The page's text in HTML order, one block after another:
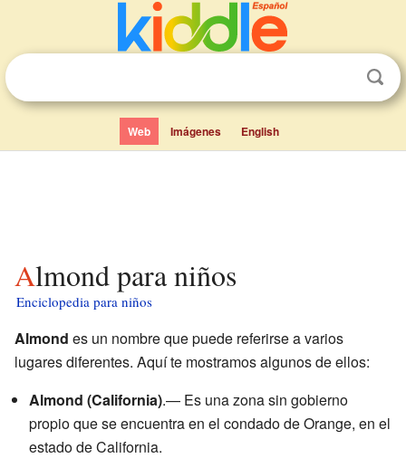
Web Imágenes English
Almond para niños
Enciclopedia para niños
Almond es un nombre que puede referirse a varios
lugares diferentes. Aquí te mostramos algunos de ellos:
Almond (California).— Es una zona sin gobierno
propio que se encuentra en el condado de Orange, en el
estado de California.